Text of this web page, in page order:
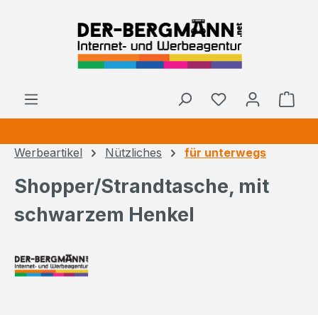
Werbeartikel Nützliches für unterwegs
Shopper/Strandtasche, mit
schwarzem Henkel